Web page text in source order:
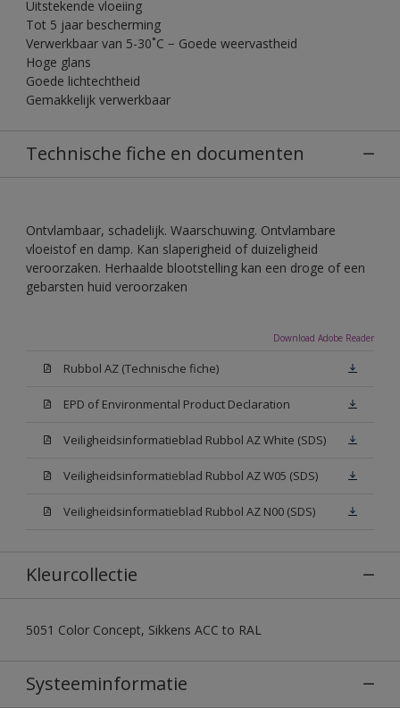
Uitstekende vloeiing
Tot 5 jaar bescherming
Verwerkbaar van 5-30˚C − Goede weervastheid
Hoge glans
Goede lichtechtheid
Gemakkelijk verwerkbaar
Technische fiche en documenten
Ontvlambaar, schadelijk. Waarschuwing. Ontvlambare
vloeistof en damp. Kan slaperigheid of duizeligheid
veroorzaken. Herhaalde blootstelling kan een droge of een
gebarsten huid veroorzaken
Download Adobe Reader
Rubbol AZ (Technische fiche)
EPD of Environmental Product Declaration
Veiligheidsinformatieblad Rubbol AZ White (SDS)
Veiligheidsinformatieblad Rubbol AZ W05 (SDS)
Veiligheidsinformatieblad Rubbol AZ N00 (SDS)
Kleurcollectie
5051 Color Concept, Sikkens ACC to RAL
Systeeminformatie